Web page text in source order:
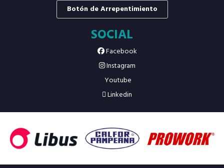
Botón de Arrepentimiento
SOCIAL
Facebook
Instagram
Youtube
Linkedin